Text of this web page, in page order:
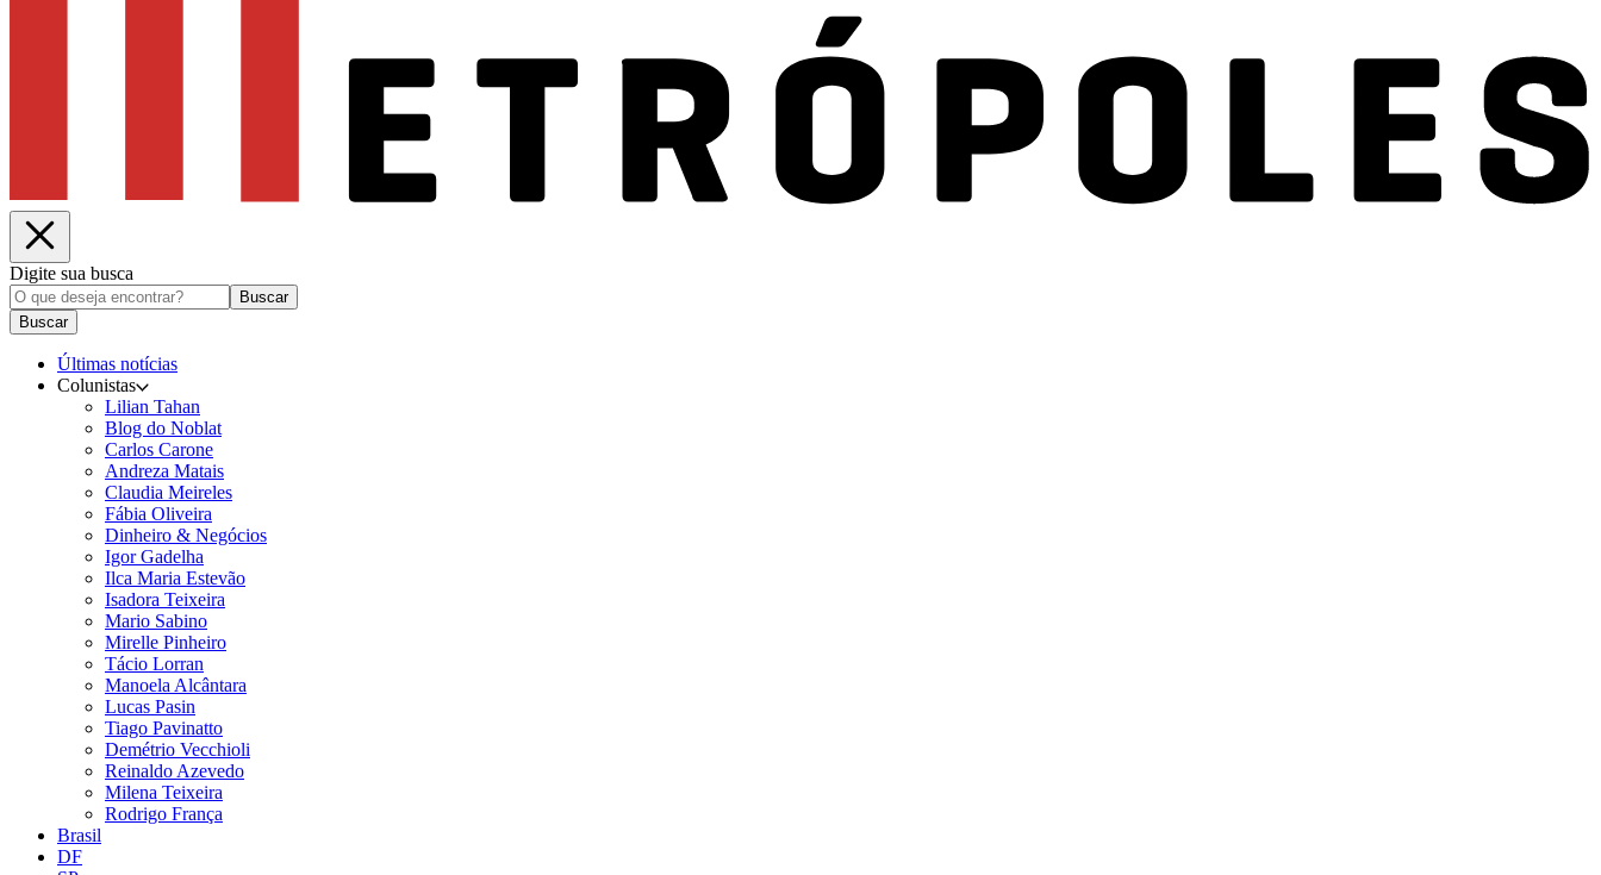
Digite sua busca
Buscar
Buscar
Últimas notícias
Colunistas
Lilian Tahan
Blog do Noblat
Carlos Carone
Andreza Matais
Claudia Meireles
Fábia Oliveira
Dinheiro & Negócios
Igor Gadelha
Ilca Maria Estevão
Isadora Teixeira
Mario Sabino
Mirelle Pinheiro
Tácio Lorran
Manoela Alcântara
Lucas Pasin
Tiago Pavinatto
Demétrio Vecchioli
Reinaldo Azevedo
Milena Teixeira
Rodrigo França
Brasil
DF